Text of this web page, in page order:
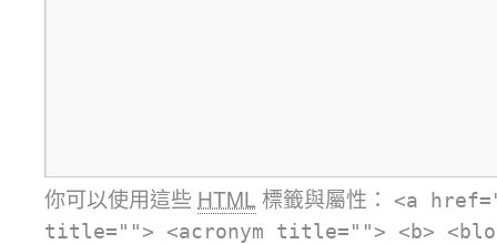
你可以使用這些 HTML 標籤與屬性：
<a
title=""> <acronym title=""> <b>